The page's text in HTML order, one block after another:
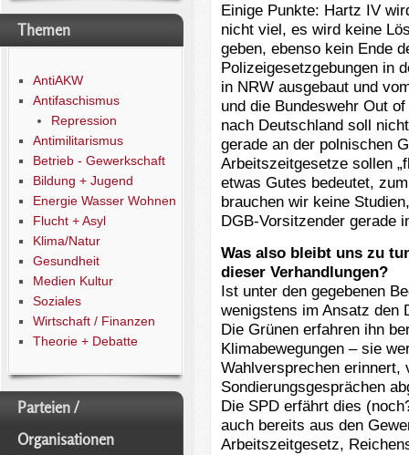
Themen
AntiAKW
Antifaschismus
Repression
Antimilitarismus
Betrieb - Gewerkschaft
Bildung + Jugend
Energie Wasser Wohnen
Flucht + Asyl
Klima/Natur
Gesundheit
Medien Kultur
Soziales
Wirtschaft / Finanzen
Theorie + Debatte
Parteien /
Organisationen
Einige Punkte: Hartz IV
nicht viel, es wird keine
geben, ebenso kein Ende
Polizeigesetzgebungen in
in NRW ausgebaut und
und die Bundeswehr Out
nach Deutschland soll
gerade an der polnischen
Arbeitszeitgesetze sollen
etwas Gutes bedeutet,
brauchen wir keine
DGB-Vorsitzender gerade
Was also bleibt uns zu
dieser Verhandlungen?
Ist unter den gegebenen
wenigstens im Ansatz den
Die Grünen erfahren ihn
Klimabewegungen – sie
Wahlversprechen erinnert,
Sondierungsgesprächen
Die SPD erfährt dies
auch bereits aus den
Arbeitszeitgesetz,